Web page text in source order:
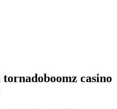
tornadoboomz casino